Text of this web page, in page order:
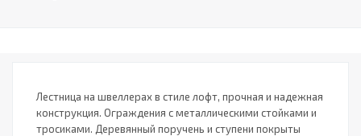
Лестница на швеллерах в стиле лофт, прочная и надежная
конструкция. Ограждения с металлическими стойками и
тросиками. Деревянный поручень и ступени покрыты